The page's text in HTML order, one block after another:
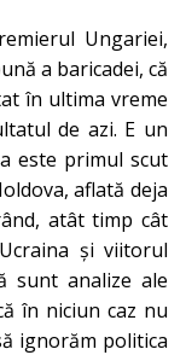
Ungariei,
a baricadei, că
în ultima vreme
de azi. E un
este primul scut
aflată deja
atât timp cât
și viitorul
sunt analize ale
în niciun caz nu
ignorăm politica